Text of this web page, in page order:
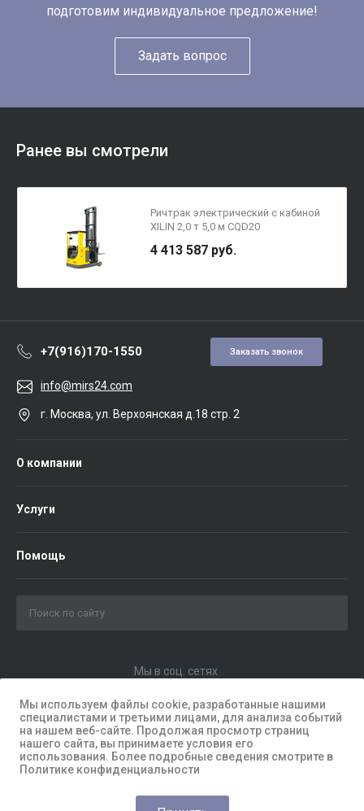
Мы используем файлы cookie, разработанные нашими
специалистами и третьими лицами, для анализа событий
на нашем веб-сайте. Продолжая просмотр страниц
нашего сайта, вы принимаете условия его
использования. Более подробные сведения смотрите в
Политике конфиденциальности
подготовим индивидуальное предложение!
Задать вопрос
Ранее вы смотрели
Ричтрак электрический с кабиной
XILIN 2,0 т 5,0 м CQD20
4 413 587 руб.
+7(916)170-1550 Заказать звонок
info@mirs24.com
г. Москва, ул. Верхоянская д.18 стр. 2
О компании
Услуги
Помощь
Мы в соц. сетях